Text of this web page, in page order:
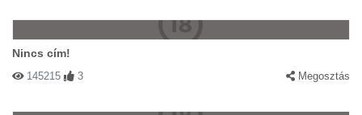
Nincs cím!
145215 3 Megosztás